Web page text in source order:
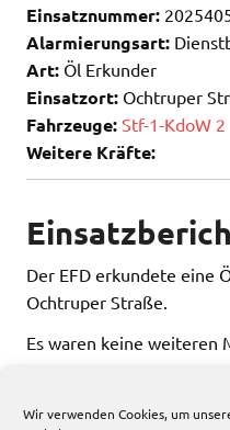
Wir verwenden Cookies, um
Einsatznummer:
Alarmierungsart:
Art: Öl Erkunder
Einsatzort: Ochtruper
Fahrzeuge: Stf-1-KdoW 2
Weitere Kräfte:
Der EFD erkundete eine
Ochtruper Straße.
Es waren keine weiteren